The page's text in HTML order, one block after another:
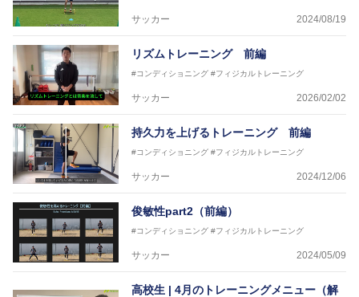
サッカー 2024/08/19
リズムトレーニング 前編
#コンディショニング #フィジカルトレーニング
サッカー 2026/02/02
持久力を上げるトレーニング 前編
#コンディショニング #フィジカルトレーニング
サッカー 2024/12/06
俊敏性part2（前編）
#コンディショニング #フィジカルトレーニング
サッカー 2024/05/09
高校生 | 4月のトレーニングメニュー（解